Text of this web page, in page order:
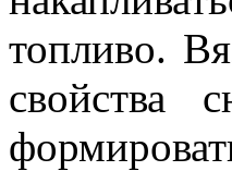
топливо.
свойства